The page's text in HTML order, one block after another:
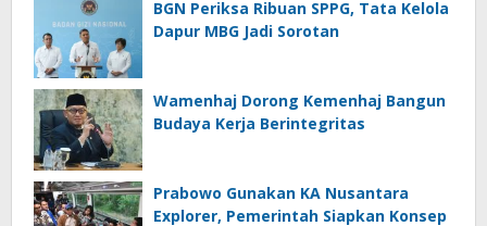
BGN Periksa Ribuan SPPG, Tata Kelola
Dapur MBG Jadi Sorotan
Wamenhaj Dorong Kemenhaj Bangun
Budaya Kerja Berintegritas
Prabowo Gunakan KA Nusantara
Explorer, Pemerintah Siapkan Konsep